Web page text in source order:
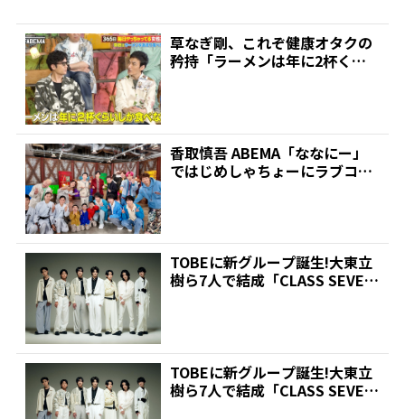
草なぎ剛、これぞ健康オタクの
矜持「ラーメンは年に2杯くら
香取慎吾 ABEMA「ななにー」
ではじめしゃちょーにラブコー
TOBEに新グループ誕生!大東立
樹ら7人で結成「CLASS SEVE
TOBEに新グループ誕生!大東立
樹ら7人で結成「CLASS SEVE